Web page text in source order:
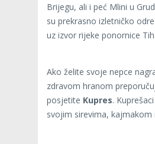
Brijegu, ali i peć Mlini u
su prekrasno izletničko
uz izvor rijeke ponornice
Ako želite svoje nepce
zdravom hranom
posjetite Kupres.
svojim sirevima, kajmakom